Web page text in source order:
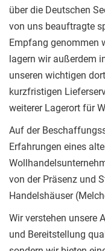
über die Deutschen
von uns beauftragte
Empfang genommen
lagern wir außerdem
unseren wichtigen
kurzfristigen
weiterer Lagerort für
Auf der
Erfahrungen eines
von der Präsenz und
Handelshäuser
Wir verstehen unsere
und Bereitstellung